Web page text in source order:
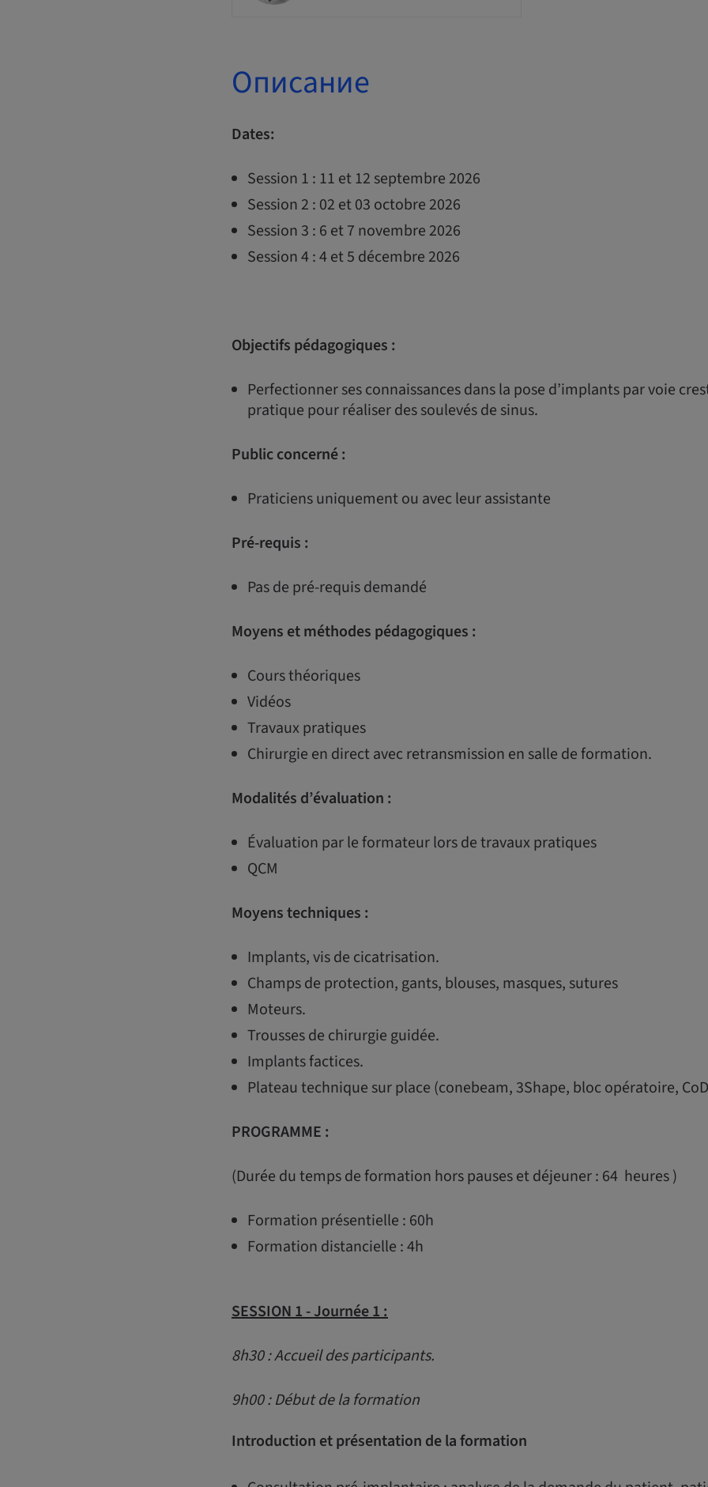
Описание
Dates:
Session 1 : 11 et 12 septembre 2026
Session 2 : 02 et 03 octobre 2026
Session 3 : 6 et 7 novembre 2026
Session 4 : 4 et 5 décembre 2026
Objectifs pédagogiques :
Perfectionner ses connaissances dans la pose d’implants par voie
pratique pour réaliser des soulevés de sinus.
Public concerné :
Praticiens uniquement ou avec leur assistante
Pré-requis :
Pas de pré-requis demandé
Moyens et méthodes pédagogiques :
Cours théoriques
Vidéos
Travaux pratiques
Chirurgie en direct avec retransmission en salle de formation.
Modalités d’évaluation :
Évaluation par le formateur lors de travaux pratiques
QCM
Moyens techniques :
Implants, vis de cicatrisation.
Champs de protection, gants, blouses, masques, sutures
Moteurs.
Trousses de chirurgie guidée.
Implants factices.
Plateau technique sur place (conebeam, 3Shape, bloc opératoire,
PROGRAMME :
(Durée du temps de formation hors pauses et déjeuner : 64 heures )
Formation présentielle : 60h
Formation distancielle : 4h
SESSION 1 -Journée 1 :
8h30 : Accueil des participants.
9h00 : Début de la formation
Introduction et présentation de la formation